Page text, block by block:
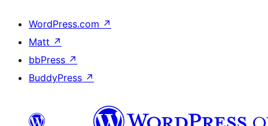
WordPress.com ↗
Matt ↗
bbPress ↗
BuddyPress ↗